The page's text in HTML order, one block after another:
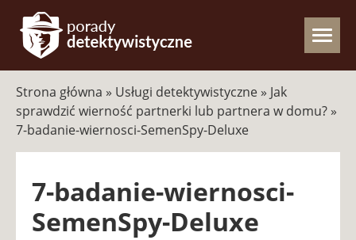
Strona główna » Usługi detektywistyczne » Jak
sprawdzić wierność partnerki lub partnera w domu? »
7-badanie-wiernosci-SemenSpy-Deluxe
7-badanie-wiernosci-
SemenSpy-Deluxe